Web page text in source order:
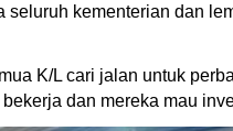
seluruh kementerian dan
K/L cari jalan untuk
dan mereka mau